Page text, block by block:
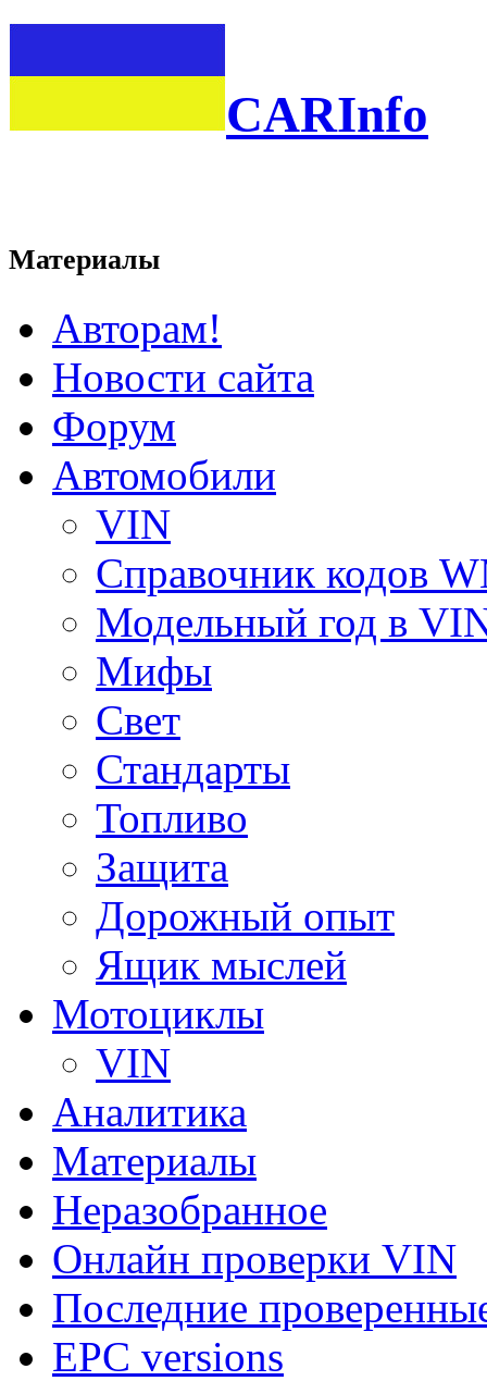
CARInfo
Материалы
Авторам!
Новости сайта
Форум
Автомобили
VIN
Справочник кодов
Модельный год в
Мифы
Свет
Стандарты
Топливо
Защита
Дорожный опыт
Ящик мыслей
Мотоциклы
VIN
Аналитика
Материалы
Неразобранное
Онлайн проверки VIN
Последние
EPC versions